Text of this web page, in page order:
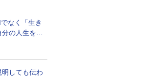
なく「生き
の人生を膨
しても伝わ